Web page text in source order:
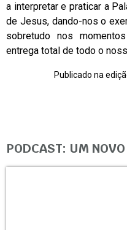
a interpretar e praticar a
de Jesus, dando-nos o
sobretudo nos
entrega total de todo o
Publicado na
PODCAST: UM